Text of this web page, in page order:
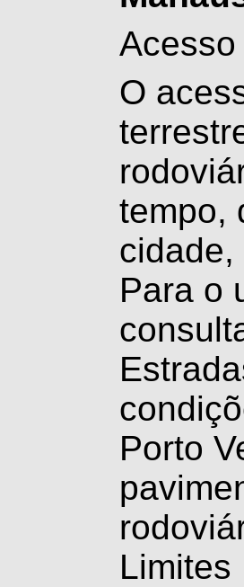
Acesso
O
tempo,
Para o
Porto
Limites